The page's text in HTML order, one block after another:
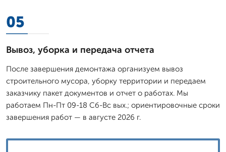
05
Вывоз, уборка и передача отчета
После завершения демонтажа организуем вывоз
строительного мусора, уборку территории и передаем
заказчику пакет документов и отчет о работах. Мы
работаем Пн-Пт 09-18 Сб-Вс вых.; ориентировочные сроки
завершения работ — в августе 2026 г.